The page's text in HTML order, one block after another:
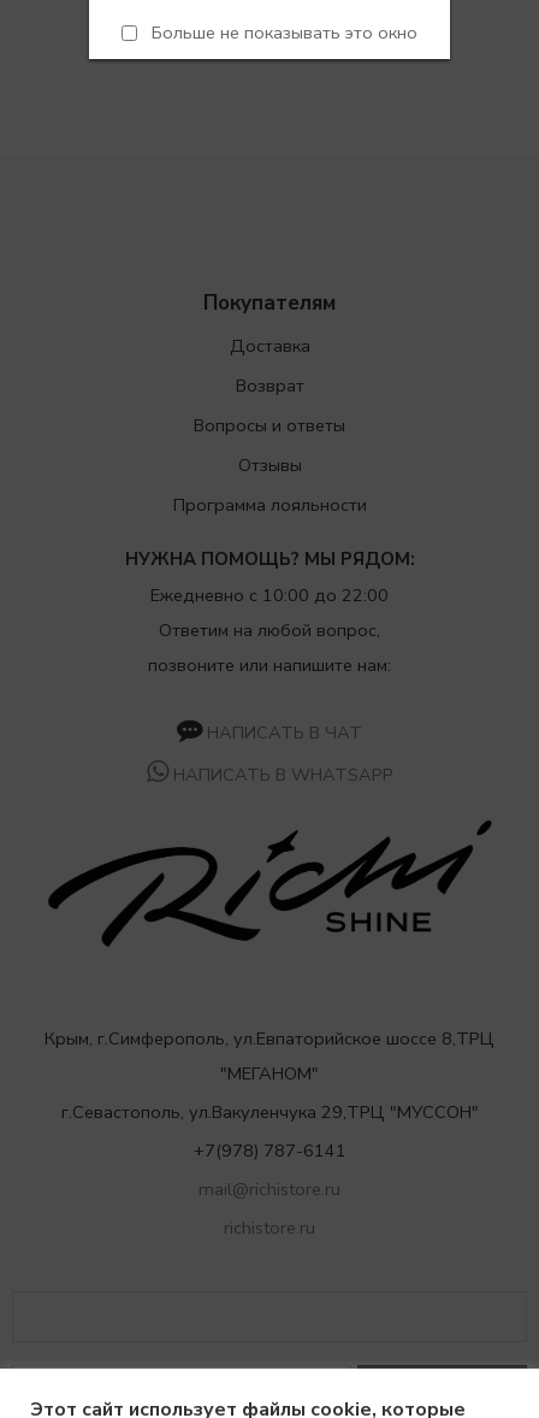
Больше не показывать это окно
Покупателям
Доставка
Возврат
Вопросы и ответы
Отзывы
Программа лояльности
НУЖНА ПОМОЩЬ? МЫ РЯДОМ:
Ежедневно с 10:00 до 22:00
Ответим на любой вопрос,
позвоните или напишите нам:
НАПИСАТЬ В ЧАТ
НАПИСАТЬ В WHATSAPP
Крым, г.Симферополь, ул.Евпаторийское шоссе 8,ТРЦ
"МЕГАНОМ"
г.Севастополь, ул.Вакуленчука 29,ТРЦ "МУССОН"
+7(978) 787-6141
mail@richistore.ru
richistore.ru
Этот сайт использует файлы cookie, которые